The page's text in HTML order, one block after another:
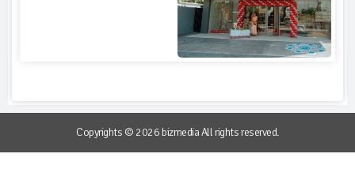
Copyrights © 2026 bizmedia All rights reserved.